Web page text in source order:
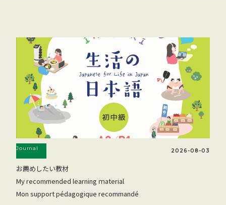
Journal 2026-08-03
お薦めしたい教材
My recommended learning ｍaterial
Mon support pédagogique recommandé